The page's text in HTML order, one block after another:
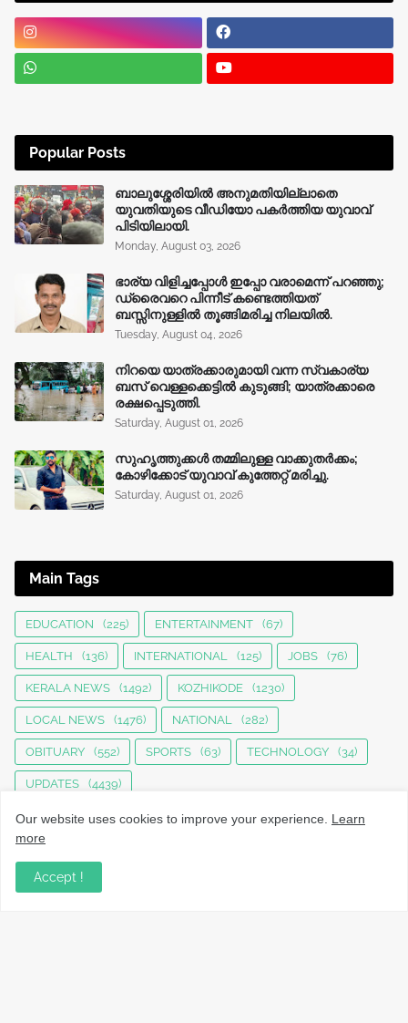
Popular Posts
ബാലുശ്ശേരിയിൽ അനുമതിയില്ലാതെ
യുവതിയുടെ വീഡിയോ പകർത്തിയ യുവാവ്
പിടിയിലായി.
Monday, August 03, 2026
ഭാര്യ വിളിച്ചപ്പോള്‍ ഇപ്പോ വരാമെന്ന് പറഞ്ഞു;
ഡ്രൈവറെ പിന്നീട് കണ്ടെത്തിയത്
ബസ്സിനുള്ളില്‍ തൂങ്ങിമരിച്ച നിലയിൽ.
Tuesday, August 04, 2026
നിറയെ യാത്രക്കാരുമായി വന്ന സ്വകാര്യ
ബസ് വെള്ളക്കെട്ടിൽ കുടുങ്ങി; യാത്രക്കാരെ
രക്ഷപ്പെടുത്തി.
Saturday, August 01, 2026
സുഹൃത്തുക്കൾ തമ്മിലുള്ള വാക്കുതർക്കം;
കോഴിക്കോട് യുവാവ് കുത്തേറ്റ് മരിച്ചു.
Saturday, August 01, 2026
Main Tags
EDUCATION (225) ENTERTAINMENT (67)
HEALTH (136) INTERNATIONAL (125) JOBS (76)
KERALA NEWS (1492) KOZHIKODE (1230)
LOCAL NEWS (1476) NATIONAL (282)
OBITUARY (552) SPORTS (63) TECHNOLOGY (34)
UPDATES (4439)
Our website uses cookies to improve your experience. Learn
more
Accept !